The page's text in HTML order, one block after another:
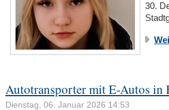
30.
Autotransporter mit E-Autos in
Dienstag, 06. Januar 2026 14:53